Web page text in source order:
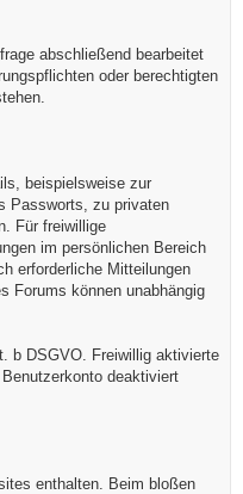
abschließend bearbeitet
oder berechtigten
beispielsweise zur
Passworts, zu privaten
Für freiwillige
im persönlichen Bereich
erforderliche Mitteilungen
Forums können unabhängig
b DSGVO. Freiwillig aktivierte
deaktiviert
enthalten. Beim bloßen